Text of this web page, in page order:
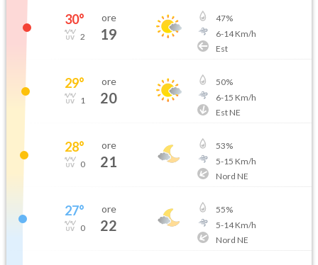
30°
2
ore
19
47%
6-14Km/h
Est
29°
1
ore
20
50%
6-15 Km/h
Est NE
28°
0
ore
21
53%
5-15 Km/h
Nord NE
27°
0
ore
22
55%
5-14Km/h
Nord NE